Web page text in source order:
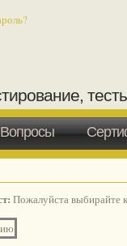
Вопросы
Пожалуйста выбирайте